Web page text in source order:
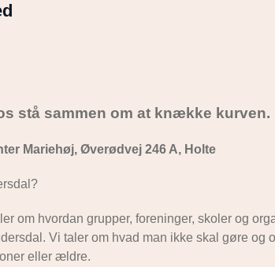
stå sammen om at knække kurven.
Mariehøj, Øverødvej 246 A, Holte
om hvordan grupper, foreninger, skoler og
Vi taler om hvad man ikke skal gøre og
eller ældre.